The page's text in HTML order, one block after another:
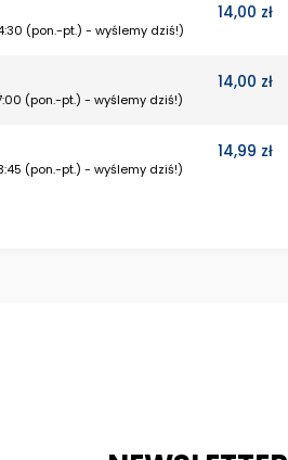
(pon.-pt.) - wyślemy dziś!)
14,00 zł
(pon.-pt.) - wyślemy dziś!)
14,00 zł
(pon.-pt.) - wyślemy dziś!)
14,99 zł